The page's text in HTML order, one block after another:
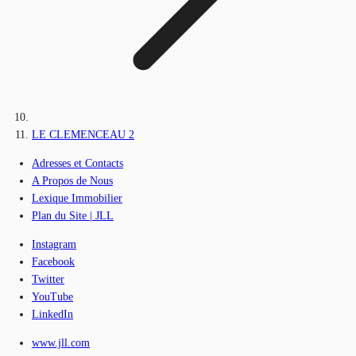
LE CLEMENCEAU 2
Adresses et Contacts
A Propos de Nous
Lexique Immobilier
Plan du Site | JLL
Instagram
Facebook
Twitter
YouTube
LinkedIn
www.jll.com